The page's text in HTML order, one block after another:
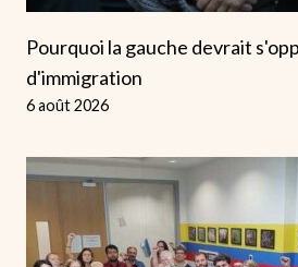
Pourquoi la gauche devrait
d'immigration
6 août 2026